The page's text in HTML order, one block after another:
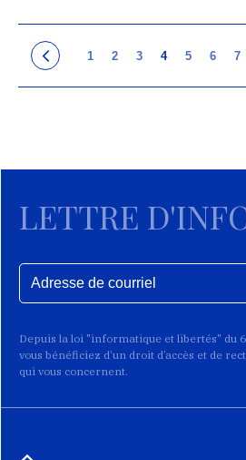
1 2 3 4 5 6 7
LETTRE
Depuis la loi "informatique et libertés" du
vous bénéficiez d’un droit d’accès et de
qui vous concernent.